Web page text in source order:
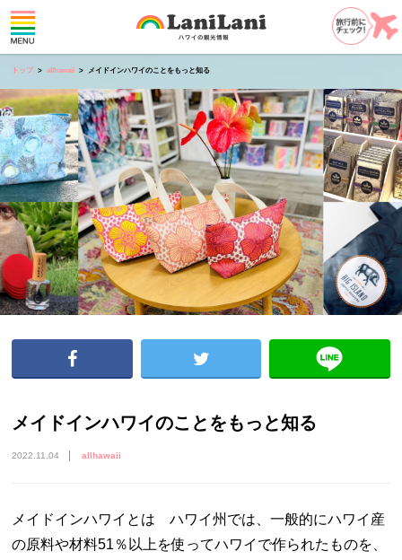
トップ allhawaii メイドインハワイのことをもっと知る
メイドインハワイのことをもっと知る
2022.11.04 allhawaii
メイドインハワイとは ハワイ州では、一般的にハワイ産
の原料や材料51％以上を使ってハワイで作られたものを、